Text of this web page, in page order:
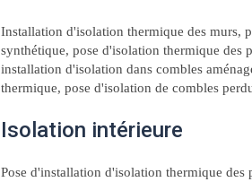
Installation d'isolation thermique des murs,
synthétique, pose d'isolation thermique des
installation d'isolation dans combles
thermique, pose d'isolation de combles
Isolation intérieure
Pose d'installation d'isolation thermique